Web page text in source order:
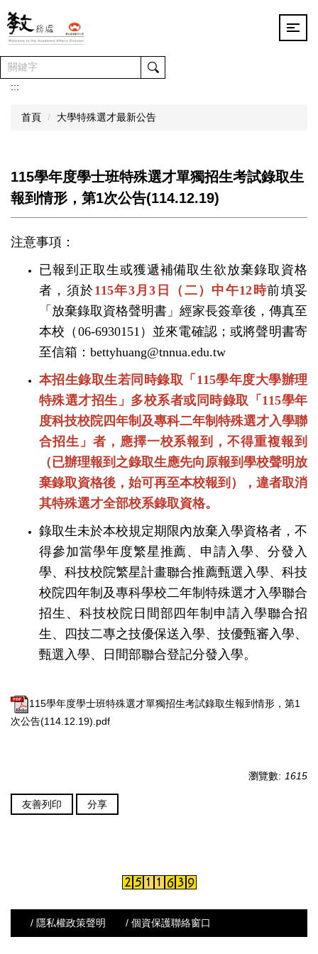
跳
到
主
要
內
容
:::
首頁 大學特殊選才最新公告
115學年度學士班特殊選才單獨招生考試錄取生
報到情形，第1次公告(114.12.19)
注意事項：
已報到正取生或獲遞補備取生欲放棄錄取資格
者，須於115年3月3 日（二）中午12時前填妥
「放棄錄取資格聲明書」經家長簽章後，傳真至
本校（ 06-6930151 ）並來電確認；或將聲明書寄
至信箱： bettyhuang@tnnua.edu.tw
本招生錄取生若同時錄取「 115學年度大學辦理
特殊選才招生」多校系者或同時錄取「 115學年
度科技校院四年制及專科二年制特殊選才入學聯
合招生」者，應擇一校系報到，不得重複報到
（已辦理報到之錄取生應先向原報到學校聲明放
棄錄取資格後，始可再至本校報到），違者取消
其特殊選才全部校系錄取資格。
錄取生未於本校規定期限內放棄入學資格者，不
得參加當學年度繁星推薦、申請入學、分發入
學、科技校院繁星計畫聯合推薦甄選入學、科技
校院四年制及專科學校二年制特殊選才入學聯合
招生、科技校院日間部四年制申請入學聯合招
生、四技二專之技優保送入學、技優甄審入學、
甄選入學、日間部聯合登記分發入學。
115學年度學士班特殊選才單獨招生考試錄取生報到情形，第1
次公告(114.12.19).pdf
瀏覽數: 1615
友善列印 分享
/ 隱私權政策聲明 / 個資保護聯絡窗口